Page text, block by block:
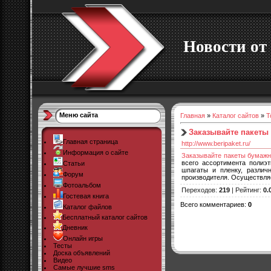
Новости от
Меню сайта
Главная страница
Информация о сайте
Статьи
Форум
Фотоальбом
Гостевая книга
Каталог файлов
Бесплатный каталог сайтов
Дневник
Онлайн игры
Тесты
Доска объявлений
Видео
Самые лучшие sms
Главная » Каталог сайтов »
Заказывайте
http://www.beripaket.ru/
Заказывайте пакеты
всего ассортимента
шпагаты и пленку,
производителя.
Переходов: 219 | Рейтинг:
Всего комментариев: 0